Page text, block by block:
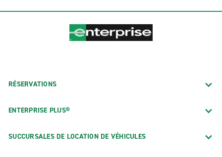
RÉSERVATIONS
ENTERPRISE PLUS®
SUCCURSALES DE LOCATION DE VÉHICULES